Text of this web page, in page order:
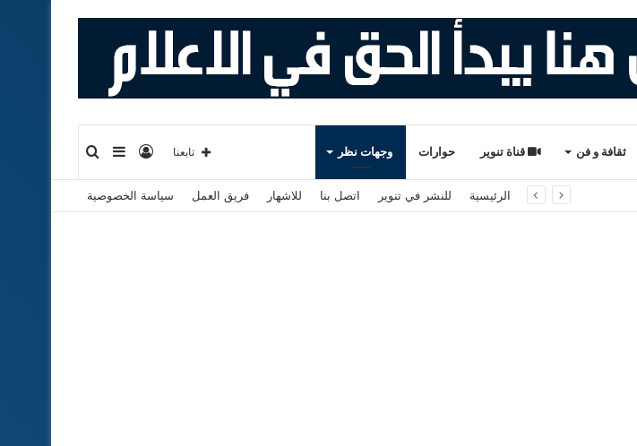
ثقافة و فن قناة تنوير حوارات وجهات نظر إضافة
عمود
تسجيل
الدخول
تابعنا
الرئيسية للنشر في تنوير اتصل بنا للاشهار فريق العمل سياسة الخصوصية